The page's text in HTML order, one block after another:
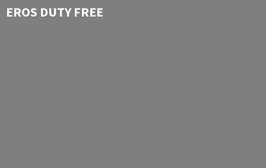
EROS DUTY FREE